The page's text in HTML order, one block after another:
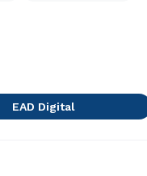
EAD Digital